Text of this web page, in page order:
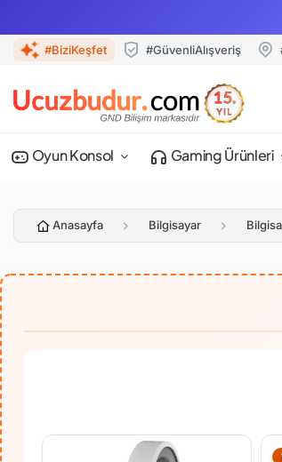
#BiziKeşfet #GüvenliAlışveriş
Oyun Konsol Gaming Ürünleri
Anasayfa Bilgisayar